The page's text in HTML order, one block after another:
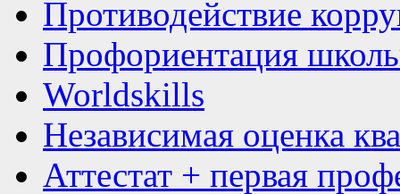
Противодействие
Профориентация
Worldskills
Независимая оценка
Аттестат + первая